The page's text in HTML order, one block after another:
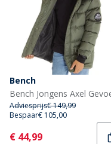
Bench
Adviesprijs€ 149,99
Bespaar€ 105,00
Current
€ 44,99